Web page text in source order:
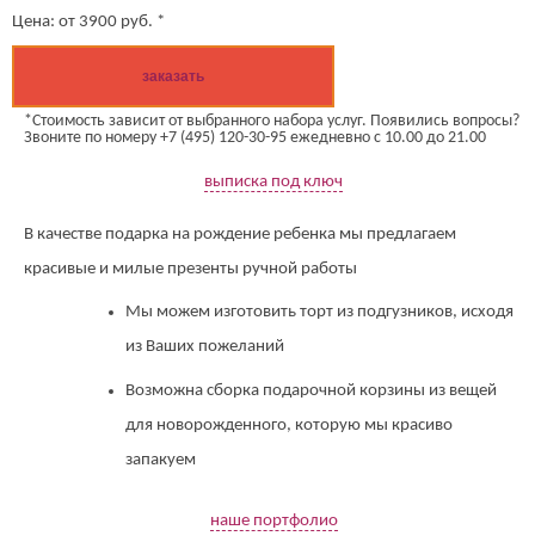
Цена: от 3900 руб. *
заказать
*Стоимость зависит от выбранного набора услуг. Появились вопросы?
Звоните по номеру +7 (495) 120-30-95 ежедневно с 10.00 до 21.00
выписка под ключ
В качестве подарка на рождение ребенка мы предлагаем
красивые и милые презенты ручной работы
Мы можем изготовить торт из подгузников, исходя
из Ваших пожеланий
Возможна сборка подарочной корзины из вещей
для новорожденного, которую мы красиво
запакуем
наше портфолио